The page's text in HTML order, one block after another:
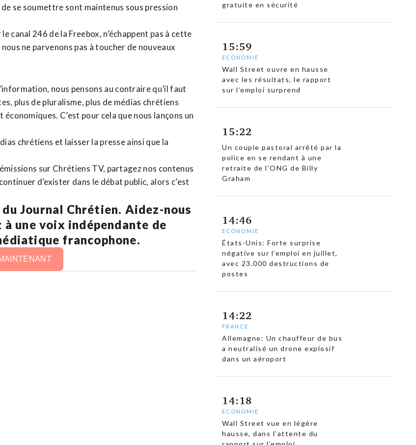
se soumettre sont maintenus sous pression
canal 246 de la Freebox, n’échappent pas à cette
ne parvenons pas à toucher de nouveaux
nous pensons au contraire qu’il faut
plus de pluralisme, plus de médias chrétiens
C’est pour cela que nous lançons un
chrétiens et laisser la presse ainsi que la
sur Chrétiens TV, partagez nos contenus
d’exister dans le débat public, alors c’est
Journal Chrétien. Aidez-nous
une voix indépendante de
francophone.
gratuite en sécurité
15:59
ECONOMIE
Wall Street ouvre en hausse
avec les résultats, le rapport
sur l’emploi surprend
15:22
Un couple pastoral arrêté par la
police en se rendant à une
retraite de l’ONG de Billy
Graham
14:46
ECONOMIE
États-Unis: Forte surprise
négative sur l’emploi en juillet,
avec 23.000 destructions de
postes
14:22
FRANCE
Allemagne: Un chauffeur de bus
a neutralisé un drone explosif
dans un aéroport
14:18
ECONOMIE
Wall Street vue en légère
hausse, dans l’attente du